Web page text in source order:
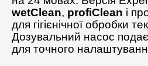
wetClean, profiClean і
для гігієнічної обробки
Дозувальний насос подає
для точного